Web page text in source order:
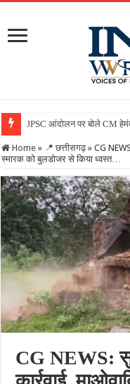
JPSC आंदोलन पर बोले CM
Home » 📍 छत्तीसगढ़ » CG
स्मारक को बुलडोजर से किया ध्वस्त…
CG NEWS: